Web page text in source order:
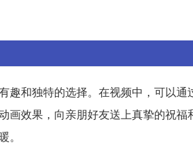
趣和独特的选择。在视频中，可以通
画效果，向亲朋好友送上真挚的祝福